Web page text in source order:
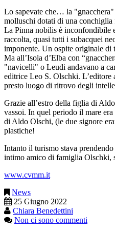
Lo sapevate che… la
molluschi dotati di una conchiglia
La Pinna nobilis è inconfondibile
raccolta, quasi tutti i subacquei
imponente. Un ospite originale di
Ma all’Isola d’Elba con
"navicelli" o Leudi andavano a
editrice Leo S. Olschki. L’editore
presto luogo di ritrovo degli
Grazie all’estro della figlia di
vassoi. In quel periodo il mare
di Aldo Olschi, (le due signore
plastiche!
Intanto il turismo stava
intimo amico di famiglia Olschki,
www.cvmm.it
News
25 Giugno 2022
Chiara Benedettini
Non ci sono commenti